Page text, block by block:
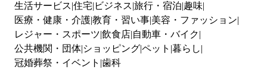
生活サービス 住宅 ビジネス 旅行・宿泊 趣味
医療・健康・介護教育・習い事 美容・ファッション
レジャー・スポーツ 飲食店 自動車・バイク
公共機関・団体 ショッピングペット 暮らし
冠婚葬祭・イベント 歯科